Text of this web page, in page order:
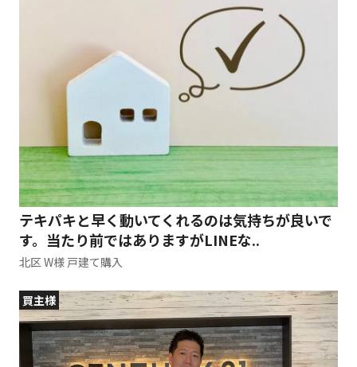
テキパキと早く動いてくれるのは気持ちが良いで
す。当たり前ではありますがLINEな..
北区 W様 戸建て購入
買主様